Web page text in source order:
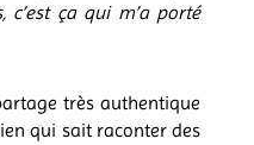
c’est ça qui m’a porté
très authentique
qui sait raconter des